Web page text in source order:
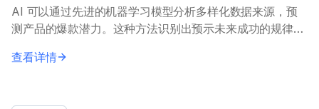
AI 可以通过先进的机器学习模型分析多样化数据来源，预
测产品的爆款潜力。这种方法识别出预示未来成功的规律模
感、搜索趋势和消费者反馈。机器学习技术，...
查看详情